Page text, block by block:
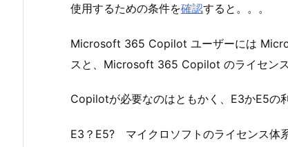
使用するための条件を確認すると。。。
Microsoft 365 Copilot ユーザーには
スと、Microsoft 365 Copilot のライセン
Copilotが必要なのはともかく、E3かE5の
E3？E5? マイクロソフトのライセンス体